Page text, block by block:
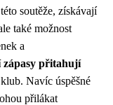
soutěže, získávají
také možnost
a
přitahují
Navíc úspěšné
přilákat